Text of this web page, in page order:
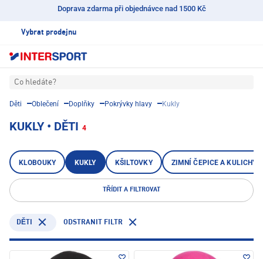
Doprava zdarma při objednávce nad 1500 Kč
Vybrat prodejnu
Co hledáte?
Děti Oblečení Doplňky Pokrývky hlavy Kukly
KUKLY • DĚTI 4
KLOBOUKY KUKLY KŠILTOVKY ZIMNÍ ČEPICE A KULICHY
TŘÍDIT A FILTROVAT
DĚTI ODSTRANIT FILTR